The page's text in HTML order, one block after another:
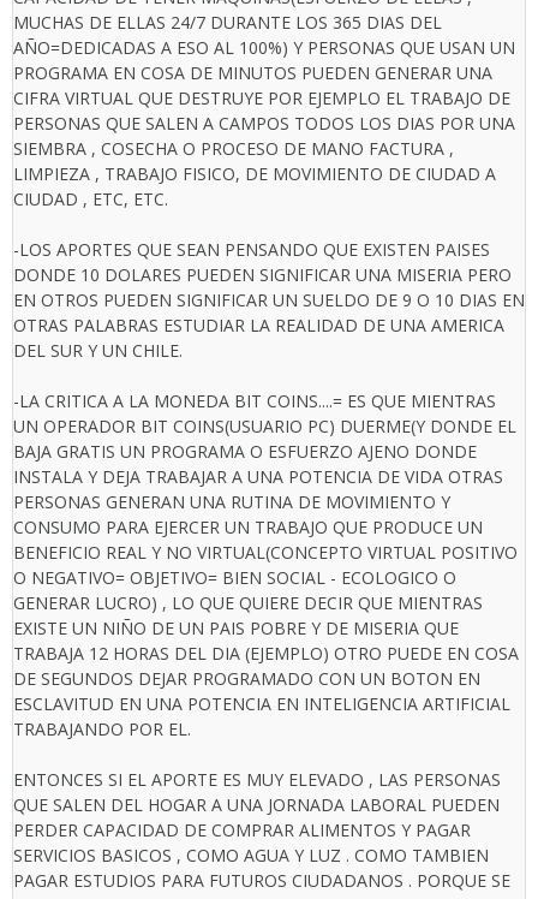
MUCHAS DE ELLAS 24/7 DURANTE LOS 365 DIAS DEL
AÑO=DEDICADAS A ESO AL 100%) Y PERSONAS QUE USAN UN
PROGRAMA EN COSA DE MINUTOS PUEDEN GENERAR UNA
CIFRA VIRTUAL QUE DESTRUYE POR EJEMPLO EL TRABAJO DE
PERSONAS QUE SALEN A CAMPOS TODOS LOS DIAS POR UNA
SIEMBRA , COSECHA O PROCESO DE MANO FACTURA ,
LIMPIEZA , TRABAJO FISICO, DE MOVIMIENTO DE CIUDAD A
CIUDAD , ETC, ETC.
-LOS APORTES QUE SEAN PENSANDO QUE EXISTEN PAISES
DONDE 10 DOLARES PUEDEN SIGNIFICAR UNA MISERIA PERO
EN OTROS PUEDEN SIGNIFICAR UN SUELDO DE 9 O 10 DIAS EN
OTRAS PALABRAS ESTUDIAR LA REALIDAD DE UNA AMERICA
DEL SUR Y UN CHILE.
-LA CRITICA A LA MONEDA BIT COINS....= ES QUE MIENTRAS
UN OPERADOR BIT COINS(USUARIO PC) DUERME(Y DONDE EL
BAJA GRATIS UN PROGRAMA O ESFUERZO AJENO DONDE
INSTALA Y DEJA TRABAJAR A UNA POTENCIA DE VIDA OTRAS
PERSONAS GENERAN UNA RUTINA DE MOVIMIENTO Y
CONSUMO PARA EJERCER UN TRABAJO QUE PRODUCE UN
BENEFICIO REAL Y NO VIRTUAL(CONCEPTO VIRTUAL POSITIVO
O NEGATIVO= OBJETIVO= BIEN SOCIAL - ECOLOGICO O
GENERAR LUCRO) , LO QUE QUIERE DECIR QUE MIENTRAS
EXISTE UN NIÑO DE UN PAIS POBRE Y DE MISERIA QUE
TRABAJA 12 HORAS DEL DIA (EJEMPLO) OTRO PUEDE EN COSA
DE SEGUNDOS DEJAR PROGRAMADO CON UN BOTON EN
ESCLAVITUD EN UNA POTENCIA EN INTELIGENCIA ARTIFICIAL
TRABAJANDO POR EL.
ENTONCES SI EL APORTE ES MUY ELEVADO , LAS PERSONAS
QUE SALEN DEL HOGAR A UNA JORNADA LABORAL PUEDEN
PERDER CAPACIDAD DE COMPRAR ALIMENTOS Y PAGAR
SERVICIOS BASICOS , COMO AGUA Y LUZ . COMO TAMBIEN
PAGAR ESTUDIOS PARA FUTUROS CIUDADANOS . PORQUE SE